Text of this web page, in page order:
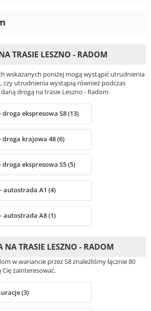
TRASIE LESZNO - RADOM
wskazanych poniżej mogą wystąpić utrudnienia
czy utrudnienia wystąpią również podczas
drogą na trasie Leszno - Radom.
ekspresowa S8 (13)
krajowa 48 (6)
ekspresowa S5 (5)
autostrada A1 (4)
autostrada A8 (1)
NA TRASIE LESZNO - RADOM
w wariancie przez S8 znaleźliśmy łącznie 80
zainteresować.
(3)